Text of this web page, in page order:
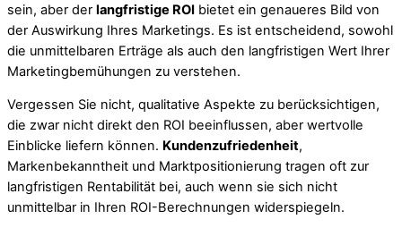
sein, aber der langfristige ROI bietet ein genaueres Bild von
der Auswirkung Ihres Marketings. Es ist entscheidend, sowohl
die unmittelbaren Erträge als auch den langfristigen Wert Ihrer
Marketingbemühungen zu verstehen.
Vergessen Sie nicht, qualitative Aspekte zu berücksichtigen,
die zwar nicht direkt den ROI beeinflussen, aber wertvolle
Einblicke liefern können. Kundenzufriedenheit,
Markenbekanntheit und Marktpositionierung tragen oft zur
langfristigen Rentabilität bei, auch wenn sie sich nicht
unmittelbar in Ihren ROI-Berechnungen widerspiegeln.